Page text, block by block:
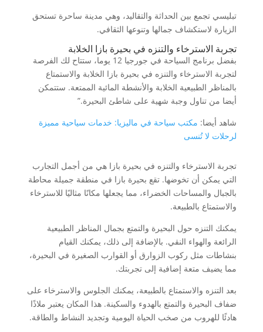
تبليسي تجمع بين الحداثة والتقاليد، وهي مدينة ساحرة تستحق
الزيارة لاستكشاف جمالها وتنوعها الثقافي.
تجربة الاسترخاء والتنزه في بحيرة بازا الخلابة
بفضل برنامج السياحة في جورجيا 12 يوما، ستتاح لك الفرصة
لتجربة الاسترخاء والتنزه في بحيرة بازا الخلابة والاستمتاع
بالمناظر الطبيعية الخلابة والأنشطة المائية الممتعة. ستتمكن
أيضا من تناول وجبة شهية على شاطئ البحيرة.”
شاهد أيضا: مكتب سياحة في ماليزيا: خدمات سياحية مميزة
لرحلات لا تُنسى
تجربة الاسترخاء والتنزه في بحيرة بازا هي من أجمل التجارب
التي يمكن أن تخوضها. تقع بحيرة بازا في منطقة جميلة محاطة
بالجبال والمساحات الخضراء، مما يجعلها مكانًا مثاليًا للاسترخاء
والاستمتاع بالطبيعة.
يمكنك التنزه حول البحيرة والتمتع بجمال المناظر الطبيعية
الرائعة والهواء النقي. بالإضافة إلى ذلك، يمكنك القيام
بنشاطات مثل ركوب الزوارق أو القوارب الصغيرة في البحيرة،
مما يضيف متعة إضافية إلى تجربتك.
بعد التنزه والاستمتاع بالطبيعة، يمكنك الجلوس والاسترخاء على
ضفاف البحيرة والتمتع بالهدوء والسكينة. هذا المكان يعتبر ملاذًا
هادئًا للهروب من صخب الحياة اليومية وتجديد النشاط والطاقة.